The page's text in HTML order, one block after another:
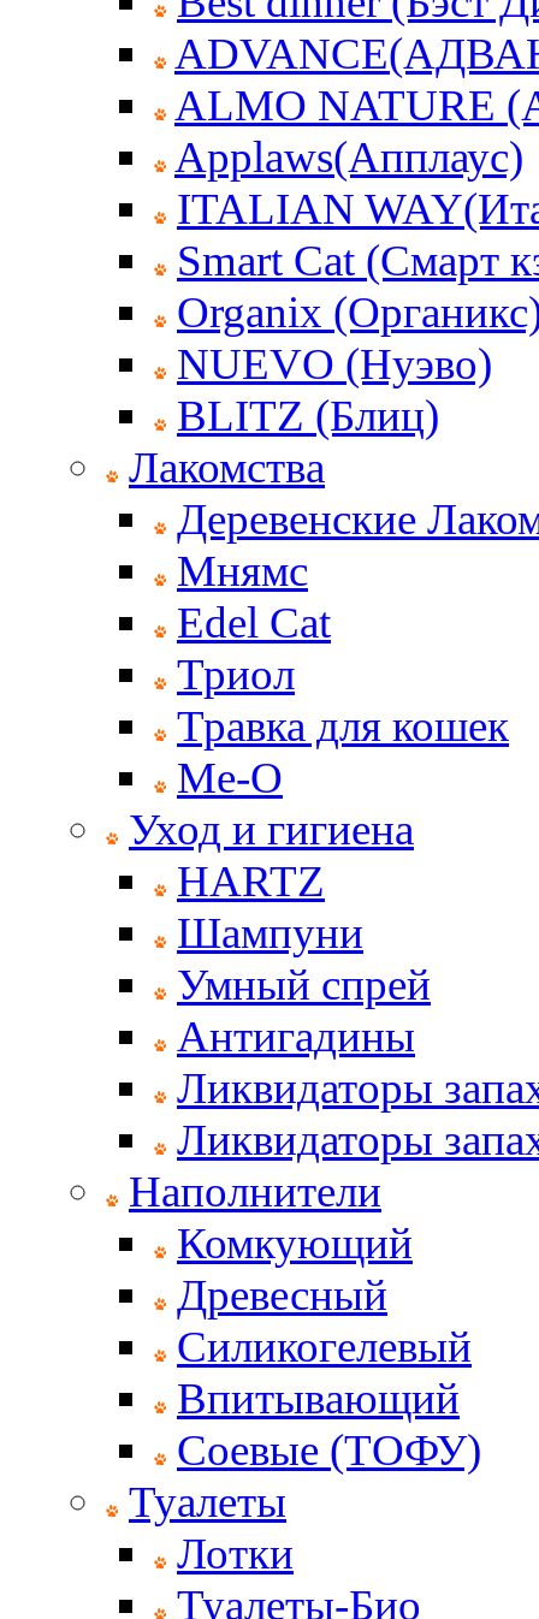
ALMO
Applaws(Апплаус)
ITALIAN
Smart Cat (Смарт
Organix
NUEVO (Нуэво)
BLITZ (Блиц)
Лакомства
Деревенские
Мнямс
Edel Cat
Триол
Травка для кошек
Ме-О
Уход и гигиена
HARTZ
Шампуни
Умный спрей
Антигадины
Ликвидаторы
Ликвидаторы
Наполнители
Комкующий
Древесный
Силикогелевый
Впитывающий
Соевые (ТОФУ)
Туалеты
Лотки
Туалеты-Био